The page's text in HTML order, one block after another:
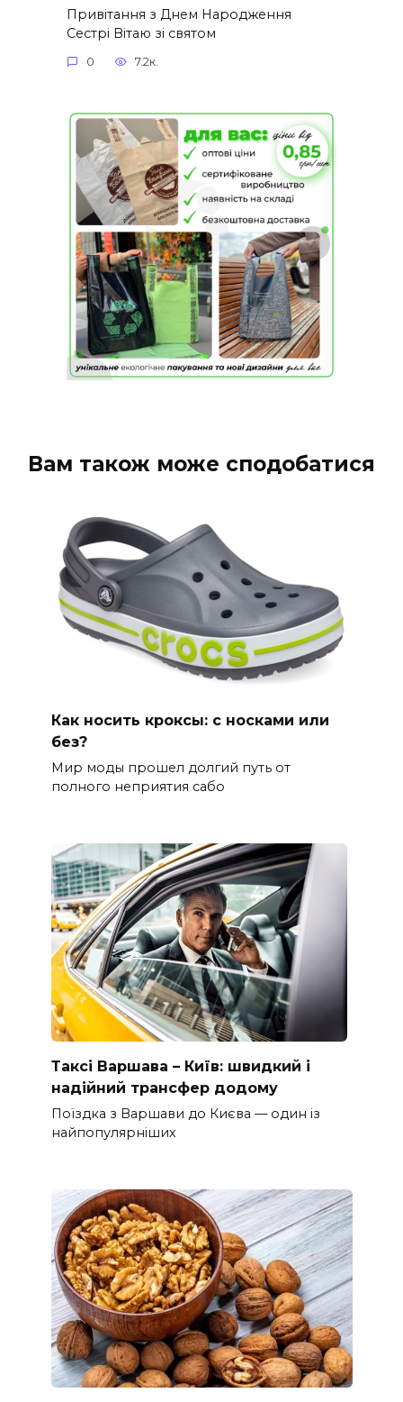
Привітання з Днем Народження
Сестрі Вітаю зі святом
0 7.2к.
Вам також може сподобатися
Как носить кроксы: с носками или
без?
Мир моды прошел долгий путь от
полного неприятия сабо
Таксі Варшава – Київ: швидкий і
надійний трансфер додому
Поїздка з Варшави до Києва — один із
найпопулярніших